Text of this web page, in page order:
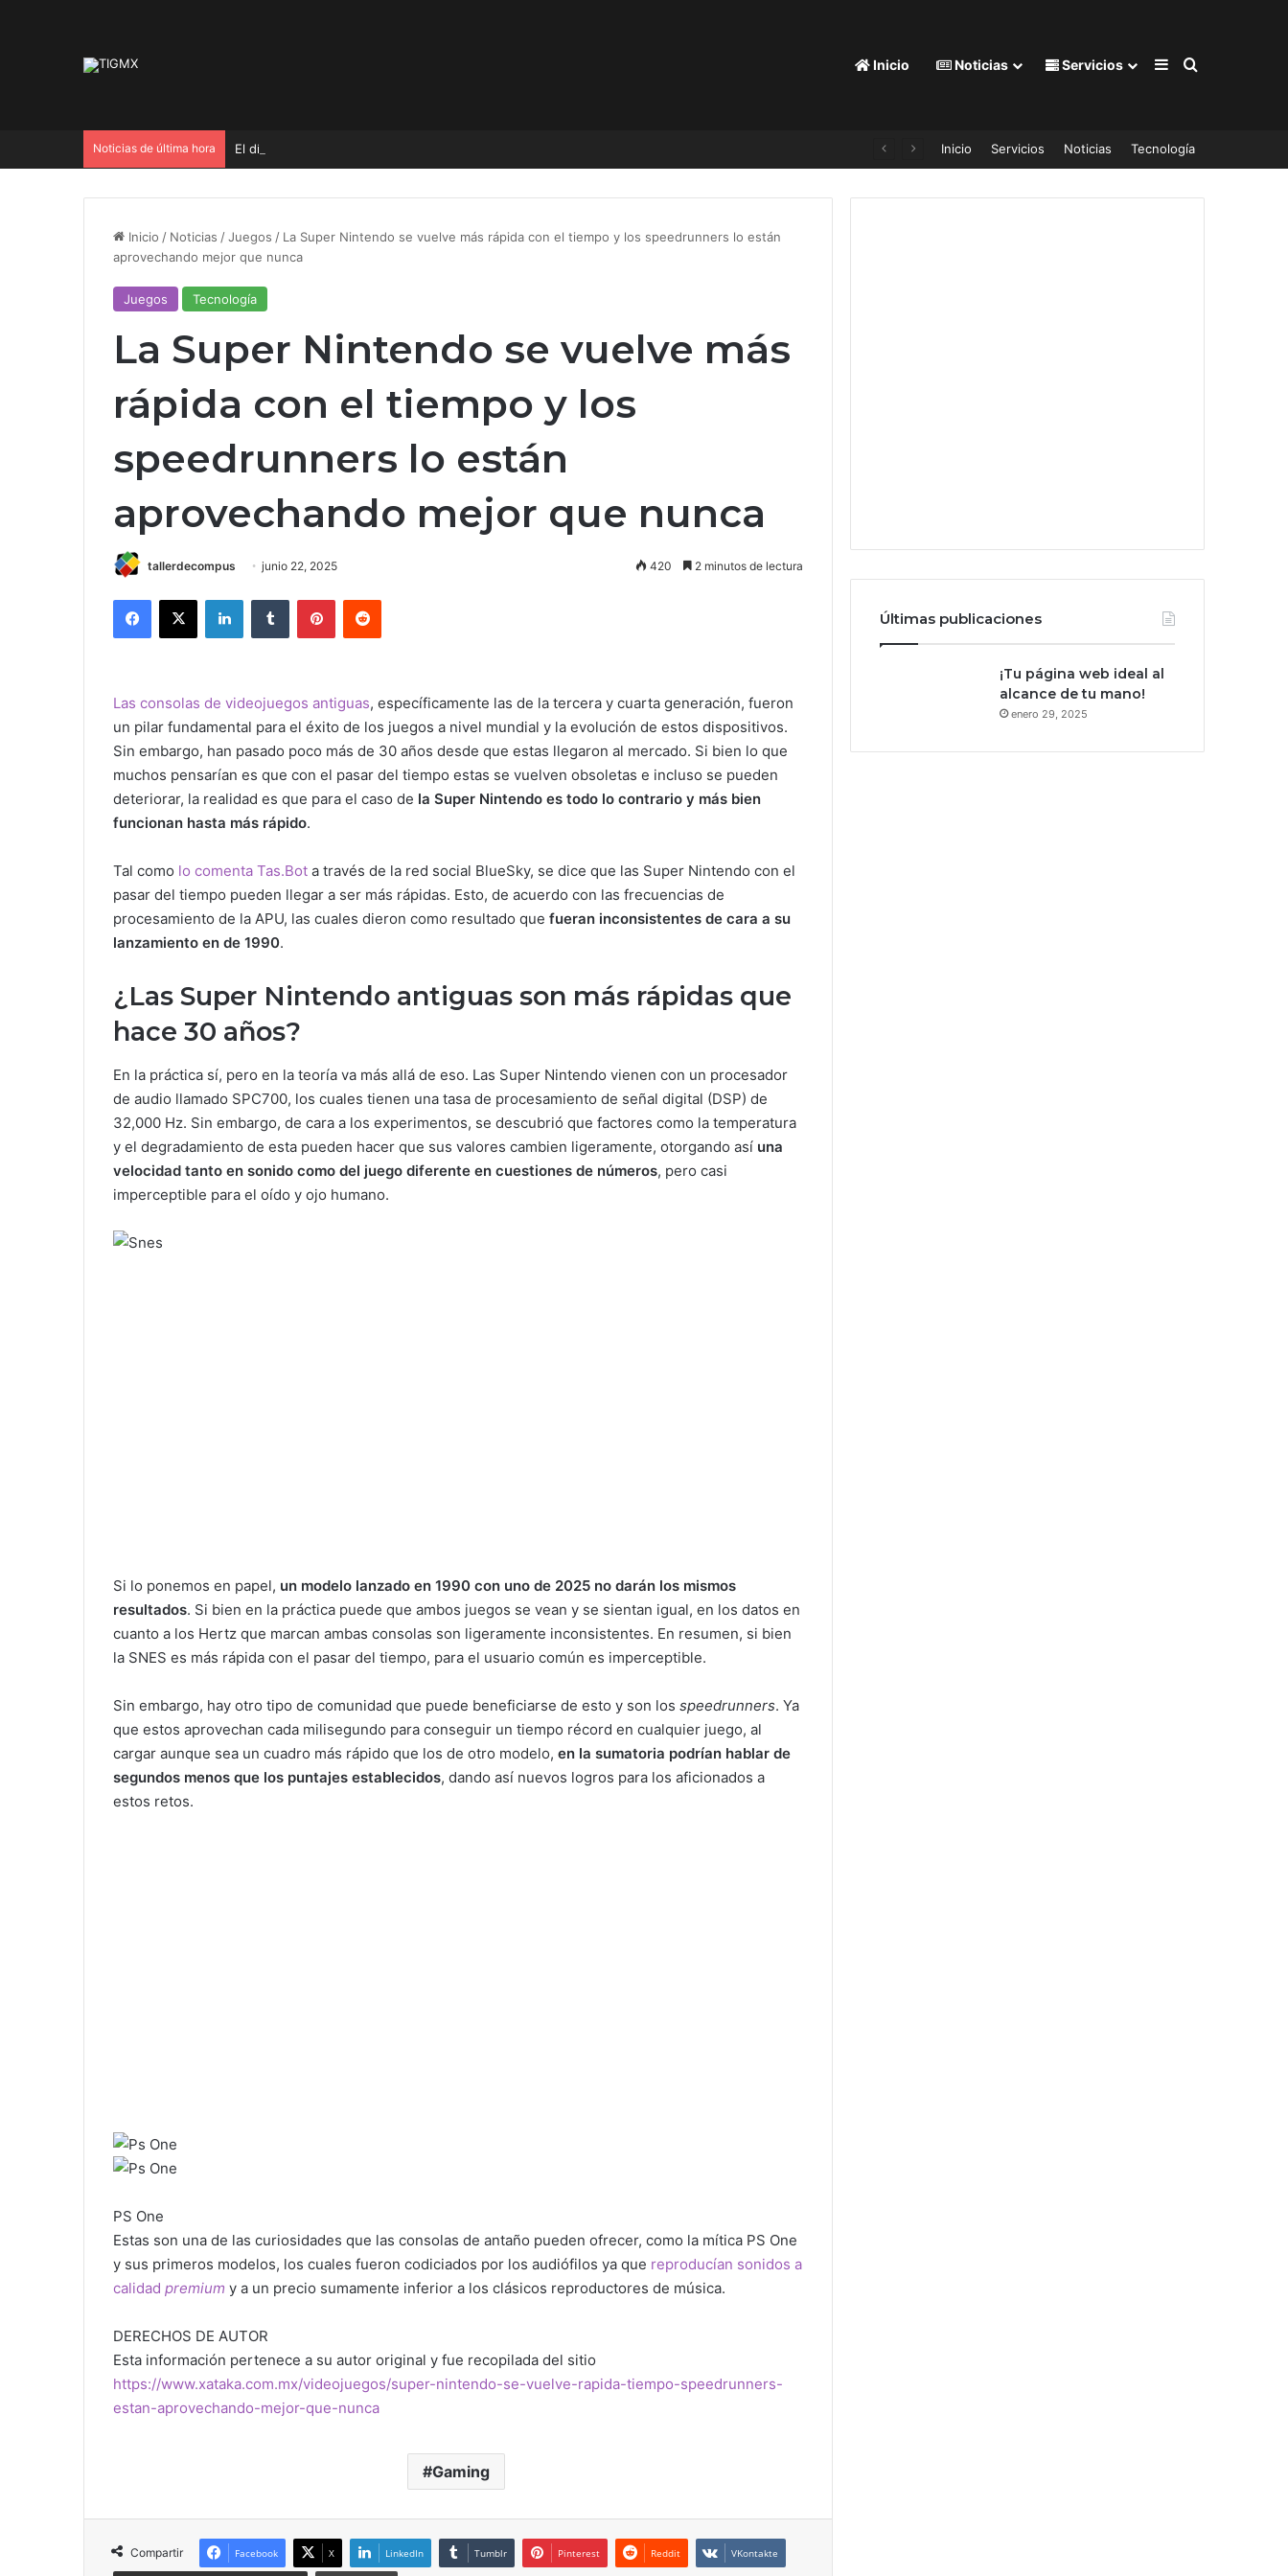
Inicio Noticias Servicios Barra lateral
Buscar por
Noticias de última hora El día que China encendió la turbina eólica marína más grande del mundo. Hasta influyó en el clima Inicio Servicios Noticias Tecnología
Inicio / Noticias /Juegos / La Super Nintendo se vuelve más rápida con el tiempo y los speedrunners lo están
aprovechando mejor que nunca
Juegos Tecnología
La Super Nintendo se vuelve más
rápida con el tiempo y los
speedrunners lo están
aprovechando mejor que nunca
tallerdecompus junio 22, 2025 420 2 minutos de lectura
Las consolas de videojuegos antiguas, específicamente las de la tercera y cuarta generación, fueron
un pilar fundamental para el éxito de los juegos a nivel mundial y la evolución de estos dispositivos.
Sin embargo, han pasado poco más de 30 años desde que estas llegaron al mercado. Si bien lo que
muchos pensarían es que con el pasar del tiempo estas se vuelven obsoletas e incluso se pueden
deteriorar, la realidad es que para el caso de la Super Nintendo es todo lo contrario y más bien
funcionan hasta más rápido.
Tal como lo comenta Tas.Bot a través de la red social BlueSky, se dice que las Super Nintendo con el
pasar del tiempo pueden llegar a ser más rápidas. Esto, de acuerdo con las frecuencias de
procesamiento de la APU, las cuales dieron como resultado que fueran inconsistentes de cara a su
lanzamiento en de 1990.
¿Las Super Nintendo antiguas son más rápidas que
hace 30 años?
En la práctica sí, pero en la teoría va más allá de eso. Las Super Nintendo vienen con un procesador
de audio llamado SPC700, los cuales tienen una tasa de procesamiento de señal digital (DSP) de
32,000 Hz. Sin embargo, de cara a los experimentos, se descubrió que factores como la temperatura
y el degradamiento de esta pueden hacer que sus valores cambien ligeramente, otorgando así una
velocidad tanto en sonido como del juego diferente en cuestiones de números, pero casi
imperceptible para el oído y ojo humano.
Si lo ponemos en papel, un modelo lanzado en 1990 con uno de 2025 no darán los mismos
resultados. Si bien en la práctica puede que ambos juegos se vean y se sientan igual, en los datos en
cuanto a los Hertz que marcan ambas consolas son ligeramente inconsistentes. En resumen, si bien
la SNES es más rápida con el pasar del tiempo, para el usuario común es imperceptible.
Sin embargo, hay otro tipo de comunidad que puede beneficiarse de esto y son los speedrunners. Ya
que estos aprovechan cada milisegundo para conseguir un tiempo récord en cualquier juego, al
cargar aunque sea un cuadro más rápido que los de otro modelo, en la sumatoria podrían hablar de
segundos menos que los puntajes establecidos, dando así nuevos logros para los aficionados a
estos retos.
PS One
Estas son una de las curiosidades que las consolas de antaño pueden ofrecer, como la mítica PS One
y sus primeros modelos, los cuales fueron codiciados por los audiófilos ya que reproducían sonidos a
calidad premium y a un precio sumamente inferior a los clásicos reproductores de música.
DERECHOS DE AUTOR
Esta información pertenece a su autor original y fue recopilada del sitio
https://www.xataka.com.mx/videojuegos/super-nintendo-se-vuelve-rapida-tiempo-speedrunners-
estan-aprovechando-mejor-que-nunca
Gaming
Compartir Facebook X LinkedIn Tumblr Pinterest Reddit VKontakte
Últimas publicaciones
¡Tu página web ideal al
alcance de tu mano!
enero 29, 2025